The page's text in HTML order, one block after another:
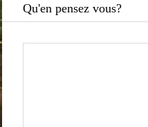
Qu'en pensez vous?